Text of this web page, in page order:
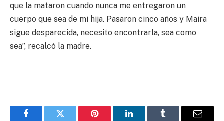
que la mataron cuando nunca me entregaron un
cuerpo que sea de mi hija. Pasaron cinco años y Maira
sigue desparecida, necesito encontrarla, sea como
sea”, recalcó la madre.